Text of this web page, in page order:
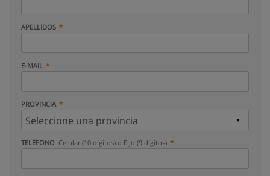
APELLIDOS
E-MAIL
PROVINCIA
TELÉFONO Celular (10 dígitos) o Fijo (9 dígitos)